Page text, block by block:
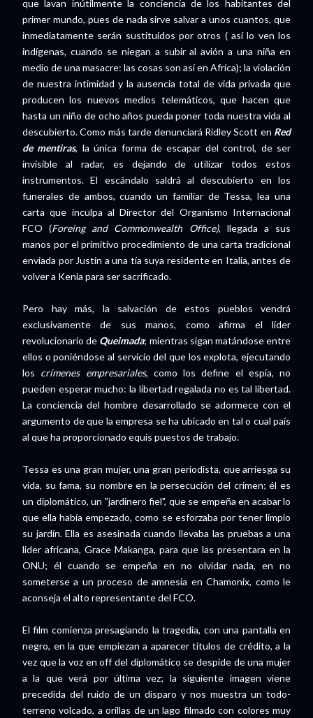
que lavan inútilmente la conciencia de los habitantes del
primer mundo, pues de nada sirve salvar a unos cuantos, que
inmediatamente serán sustituidos por otros ( así lo ven los
indígenas, cuando se niegan a subir al avión a una niña en
medio de una masacre: las cosas son así en Afríca); la violación
de nuestra intimidad y la ausencia total de vida privada que
producen los nuevos medios telemáticos, que hacen que
hasta un niño de ocho años pueda poner toda nuestra vida al
descubierto. Como más tarde denunciará Ridley Scott en Red
de mentiras, la única forma de escapar del control, de ser
invisible al radar, es dejando de utilizar todos estos
instrumentos. El escándalo saldrá al descubierto en los
funerales de ambos, cuando un familiar de Tessa, lea una
carta que inculpa al Director del Organismo Internacional
FCO (Foreing and Commonwealth Office), llegada a sus
manos por el primitivo procedimiento de una carta tradicional
enviada por Justin a una tía suya residente en Italia, antes de
volver a Kenia para ser sacrificado.
Pero hay más, la salvación de estos pueblos vendrá
exclusivamente de sus manos, como afirma el líder
revolucionario de Queimada; mientras sigan matándose entre
ellos o poniéndose al servicio del que los explota, ejecutando
los crímenes empresariales, como los define el espía, no
pueden esperar mucho: la libertad regalada no es tal libertad.
La conciencia del hombre desarrollado se adormece con el
argumento de que la empresa se ha ubicado en tal o cual país
al que ha proporcionado equis puestos de trabajo.
Tessa es una gran mujer, una gran periodista, que arriesga su
vida, su fama, su nombre en la persecución del crimen; él es
un diplomático, un "jardinero fiel", que se empeña en acabar lo
que ella había empezado, como se esforzaba por tener limpio
su jardín. Ella es asesinada cuando llevaba las pruebas a una
lider africana, Grace Makanga, para que las presentara en la
ONU; él cuando se empeña en no olvidar nada, en no
someterse a un proceso de amnesia en Chamonix, como le
aconseja el alto representante del FCO.
El film comienza presagiando la tragedia, con una pantalla en
negro, en la que empiezan a aparecer títulos de crédito, a la
vez que la voz en off del diplomático se despide de una mujer
a la que verá por última vez; la siguiente imagen viene
precedida del ruido de un disparo y nos muestra un todo-
terreno volcado, a orillas de un lago filmado con colores muy